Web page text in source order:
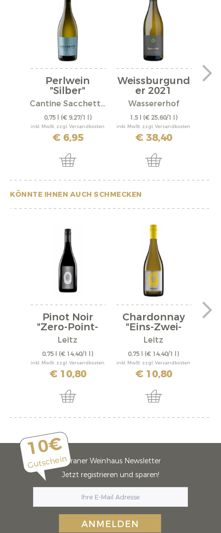
Perlwein
"Silber"
Cantine Sacchetto S.r.l.
0,75 l (€ 9,27/1 l)
inkl. MwSt. zzgl. Versandkosten
€ 6,95
Weissburgund
er 2021
Wassererhof
1,5 l (€ 25,60/1 l)
inkl. MwSt. zzgl. Versandkosten
€ 38,40
KÖNNTE IHNEN AUCH SCHMECKEN
Pinot Noir
"Zero-Point-
Five"...
Leitz
0,75 l (€ 14,40/1 l)
inkl. MwSt. zzgl. Versandkosten
€ 10,80
Chardonnay
"Eins-Zwei-
Zero"...
Leitz
0,75 l (€ 14,40/1 l)
inkl. MwSt. zzgl. Versandkosten
€ 10,80
10€
GutscheinMeraner Weinhaus Newsletter
Jetzt registrieren und sparen!
ANMELDEN